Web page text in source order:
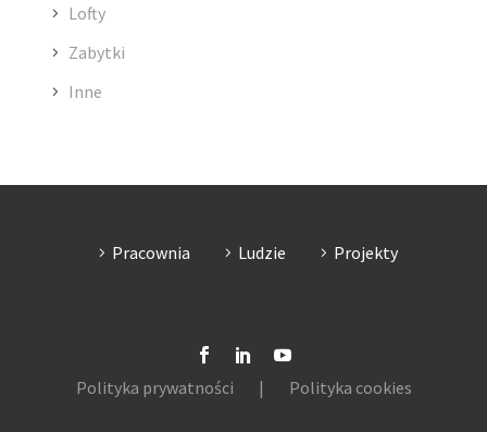
Lofty
Zabytki
Inne
Pracownia Ludzie Projekty
Polityka prywatności | Polityka cookies